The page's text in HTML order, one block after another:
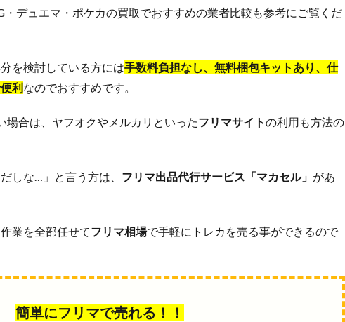
デュエマ・ポケカの買取でおすすめの業者比較も参考にご覧くだ
を検討している方には手数料負担なし、無料梱包キットあり、仕
利なのでおすすめです。
場合は、ヤフオクやメルカリといったフリマサイトの利用も方法の
しな…」と言う方は、 フリマ出品代行サービス「マカセル」 があ
業を全部任せてフリマ相場で手軽にトレカを売る事ができるので
簡単にフリマで売れる！！